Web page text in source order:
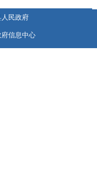
民政府
信息中心